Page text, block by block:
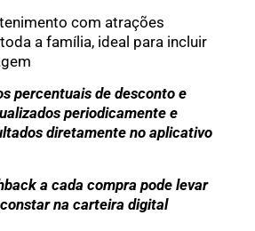
com atrações
a família, ideal para incluir
percentuais de desconto e
periodicamente e
diretamente no aplicativo
a cada compra pode levar
na carteira digital